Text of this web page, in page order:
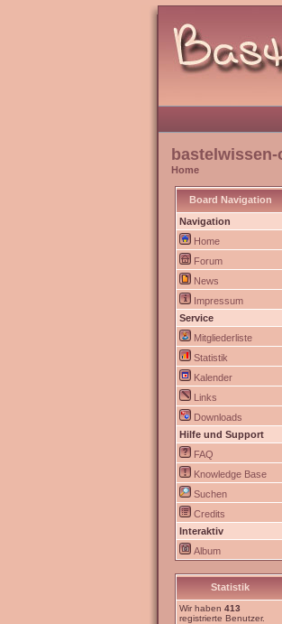
Home
Board Navigation
Navigation
Home
Forum
News
Impressum
Service
Mitgliederliste
Statistik
Kalender
Links
Downloads
Hilfe und Support
FAQ
Knowledge Base
Suchen
Credits
Interaktiv
Album
Statistik
Wir haben 413
registrierte Benutzer.